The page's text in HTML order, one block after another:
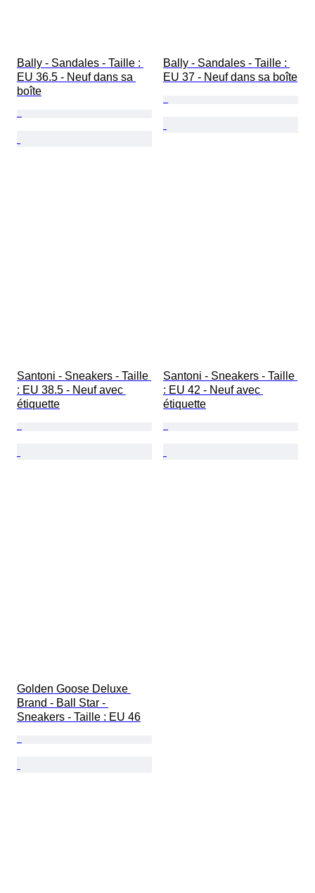
Bally - Sandales - Taille :
EU 36.5 - Neuf dans sa
boîte
Bally - Sandales - Taille :
EU 37 - Neuf dans sa boîte
Santoni - Sneakers - Taille
: EU 38.5 - Neuf avec
étiquette
Santoni - Sneakers - Taille
: EU 42 - Neuf avec
étiquette
Golden Goose Deluxe
Brand - Ball Star -
Sneakers - Taille : EU 46